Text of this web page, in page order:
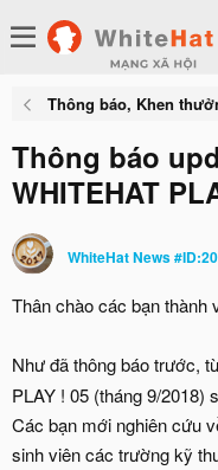
Thông báo, Khen
Thông báo
WHITEHAT
WhiteHat News
Thân chào các bạn thành
Như đã thông báo trước,
PLAY ! 05 (tháng 9/2018)
Các bạn mới nghiên cứu
sinh viên các trường kỹ